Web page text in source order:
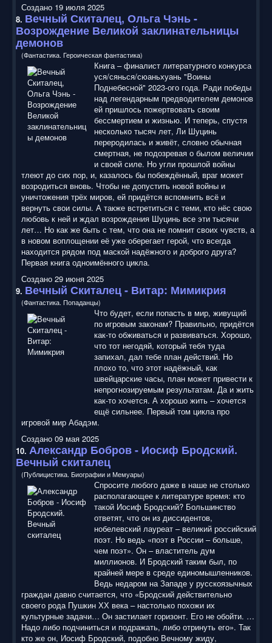
Создано 19 июля 2025
8. Вечный Скиталец, Ольга Чэнь -
Возрождение Великой заклинательницы
демонов
(Фантастика. Героическая фантастика)
Книга – финалист литературного конкурса
уся/сянься/сюаньхуань "Воины
Поднебесной" 2023-ого года. Ради победы
над легендарным предводителем демонов
ей пришлось пожертвовать своим
бессмертием и жизнью. И теперь, спустя
несколько тысяч лет, Ли Шуцинь
переродилась и живёт, словно обычная
смертная, не подозревая о былом величии
и своей силе. Но угли прошлой войны
тлеют до сих пор, и, казалось бы побеждённый, враг может
возродиться вновь. Чтобы не допустить новой войны и
уничтожения трёх миров, ей придётся вспомнить всё и
вернуть свои силы. А также встретиться с теми, кто нёс свою
любовь к ней и ждал возрождения Шуцинь все эти тысячи
лет… Но как же быть с тем, что она не помнит своих чувств, а
в новом воплощении её уже оберегает герой, что всегда
находится рядом под маской надёжного и доброго друга?
Первая книга одноимённого цикла.
Создано 29 июня 2025
9. Вечный Скиталец- Витар: Мимикрия
(Фантастика. Попаданцы)
Что будет, если попасть в мир, живущий
по игровым законам? Правильно, придётся
как-то обживаться и развиваться. Хорошо,
что тот негодяй, который тебя туда
запихал, дал тебе план действий. Но
плохо то, что этот надёжный, как
швейцарские часы, план может привести к
непрогнозируемым результатам. Да и жить
как-то хочется. А хорошо жить – хочется
ещё сильнее. Первый том цикла про
игровой мир Абадэм.
Создано 09 мая 2025
10. Александр Бобров - Иосиф Бродский.
Вечный скиталец
(Публицистика. Биографии и Мемуары)
Спросите любого даже в наше не столько
располагающее к литературе время: кто
такой Иосиф Бродский? Большинство
ответят, что он из диссидентов,
нобелевский лауреат – великий российский
поэт. Но ведь «поэт в России – больше,
чем поэт». Он – властитель дум
миллионов. И Бродский таким был, по
крайней мере в среде единомышленников.
Ведь недаром на Западе у русскоязычных
граждан давно считается, что «Бродский действительно
своего рода Пушкин ХХ века – настолько похожи их
культурные задачи… Он застилает горизонт. Его не обойти. …
Надо либо подчиниться и подражать, либо отринуть его». Так
кто же он, Иосиф Бродский, подобно Вечному жиду,